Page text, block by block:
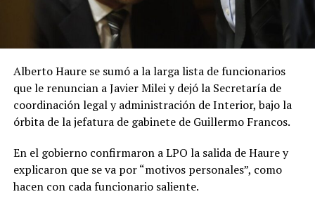
Alberto Haure se sumó a la larga lista de funcionarios
que le renuncian a Javier Milei y dejó la Secretaría de
coordinación legal y administración de Interior, bajo la
órbita de la jefatura de gabinete de Guillermo Francos.
En el gobierno confirmaron a LPO la salida de Haure y
explicaron que se va por “motivos personales”, como
hacen con cada funcionario saliente.